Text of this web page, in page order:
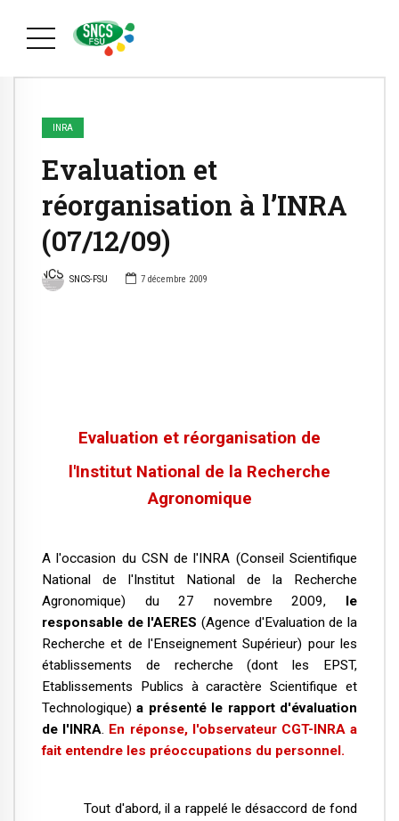
INRA
Evaluation et
réorganisation à l’INRA
(07/12/09)
SNCS-FSU 7 décembre 2009
Evaluation et réorganisation de
l'Institut National de la Recherche
Agronomique
A l'occasion du CSN de l'INRA (Conseil Scientifique
National de l'Institut National de la Recherche
Agronomique) du 27 novembre 2009, le
responsable de l'AERES (Agence d'Evaluation de la
Recherche et de l'Enseignement Supérieur) pour les
établissements de recherche (dont les EPST,
Etablissements Publics à caractère Scientifique et
Technologique)a présenté le rapport d'évaluation
de l'INRA. En réponse, l'observateur CGT-INRA a
fait entendre les préoccupations du personnel.
Tout d'abord, il a rappelé le désaccord de fond